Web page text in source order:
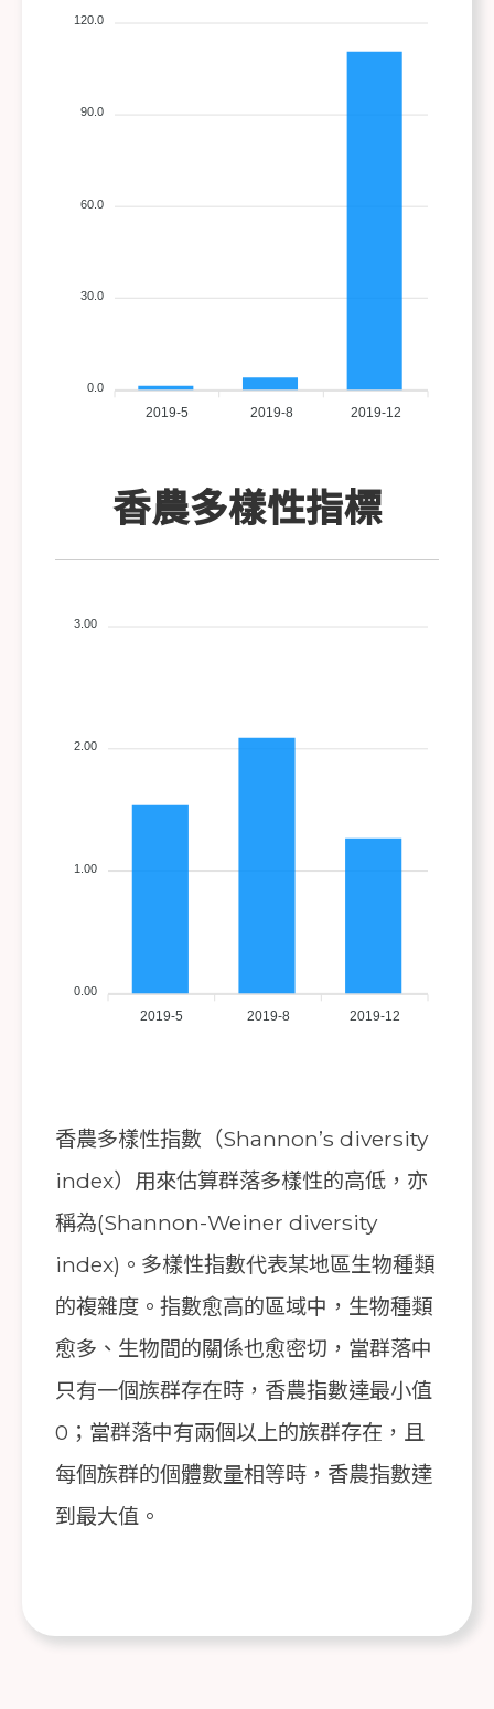
2019-5 2019-8 2019-12
120.0
90.0
60.0
30.0
0.0
香農多樣性指標
2019-5 2019-8 2019-12
3.00
2.00
1.00
0.00
香農多樣性指數（Shannon’s diversity
index）用來估算群落多樣性的高低，亦
稱為(Shannon-Weiner diversity
index)。多樣性指數代表某地區生物種類
的複雜度。指數愈高的區域中，生物種類
愈多、生物間的關係也愈密切，當群落中
只有一個族群存在時，香農指數達最小值
0；當群落中有兩個以上的族群存在，且
每個族群的個體數量相等時，香農指數達
到最大值。